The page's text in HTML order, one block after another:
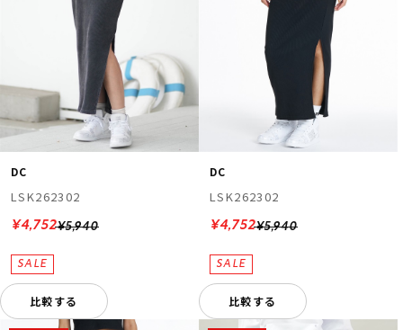
DC
LSK262302
¥5,940
¥4,752
比較する
DC
LSK262302
¥5,940
¥4,752
比較する